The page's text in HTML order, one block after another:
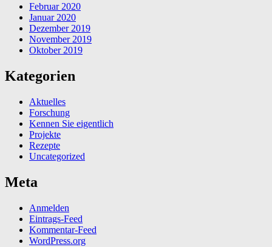
Februar 2020
Januar 2020
Dezember 2019
November 2019
Oktober 2019
Kategorien
Aktuelles
Forschung
Kennen Sie eigentlich
Projekte
Rezepte
Uncategorized
Meta
Anmelden
Eintrags-Feed
Kommentar-Feed
WordPress.org